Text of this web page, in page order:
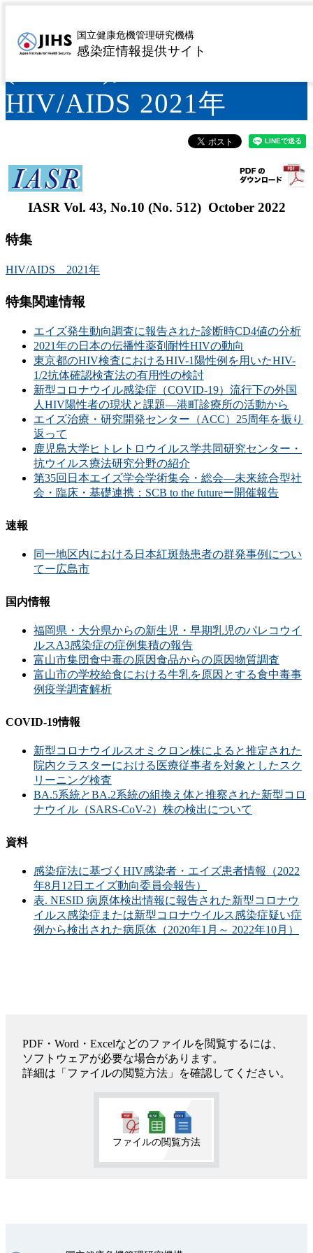
国立健康危機管理研究機構
感染症情報提供サイト
IASR Vol.43, No.10
HIV/AIDS 2021年
IASR Vol. 43, No.10 (No. 512) October 2022
特集
HIV/AIDS 2021年
特集関連情報
エイズ発生動向調査に報告された診断時CD4値の分析
2021年の日本の伝播性薬剤耐性HIVの動向
東京都のHIV検査におけるHIV-1陽性例を用いたHIV-
1/2抗体確認検査法の有用性の検討
新型コロナウイル感染症（COVID-19）流行下の外国
人HIV陽性者の現状と課題―港町診療所の活動から
エイズ治療・研究開発センター（ACC）25周年を振り
返って
鹿児島大学ヒトレトロウイルス学共同研究センター・
抗ウイルス療法研究分野の紹介
第35回日本エイズ学会学術集会・総会―未来統合型社
会・臨床・基礎連携：SCB to the futureー開催報告
速報
同一地区内における日本紅斑熱患者の群発事例につい
てー広島市
国内情報
福岡県・大分県からの新生児・早期乳児のパレコウイ
ルスA3感染症の症例集積の報告
富山市集団食中毒の原因食品からの原因物質調査
富山市の学校給食における牛乳を原因とする食中毒事
例疫学調査解析
COVID-19情報
新型コロナウイルスオミクロン株によると推定された
院内クラスターにおける医療従事者を対象としたスク
リーニング検査
BA.5系統とBA.2系統の組換え体と推察された新型コロ
ナウイル（SARS-CoV-2）株の検出について
資料
感染症法に基づくHIV感染者・エイズ患者情報（2022
年8月12日エイズ動向委員会報告）
表. NESID 病原体検出情報に報告された新型コロナウ
イルス感染症または新型コロナウイルス感染症疑い症
例から検出された病原体（2020年1月～ 2022年10月）
PDF・Word・Excelなどのファイルを閲覧するには、
ソフトウェアが必要な場合があります。
詳細は「ファイルの閲覧方法」を確認してください。
ファイルの閲覧方法